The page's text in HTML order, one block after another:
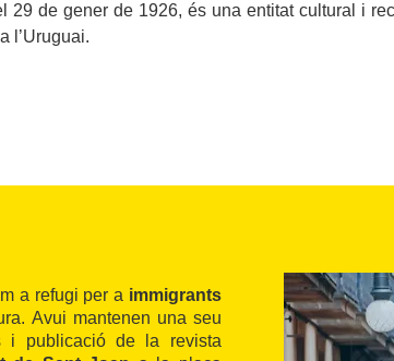
29 de gener de 1926, és una entitat cultural i
l’Uruguai.
a refugi per a immigrants
Avui mantenen una seu
i publicació de la revista